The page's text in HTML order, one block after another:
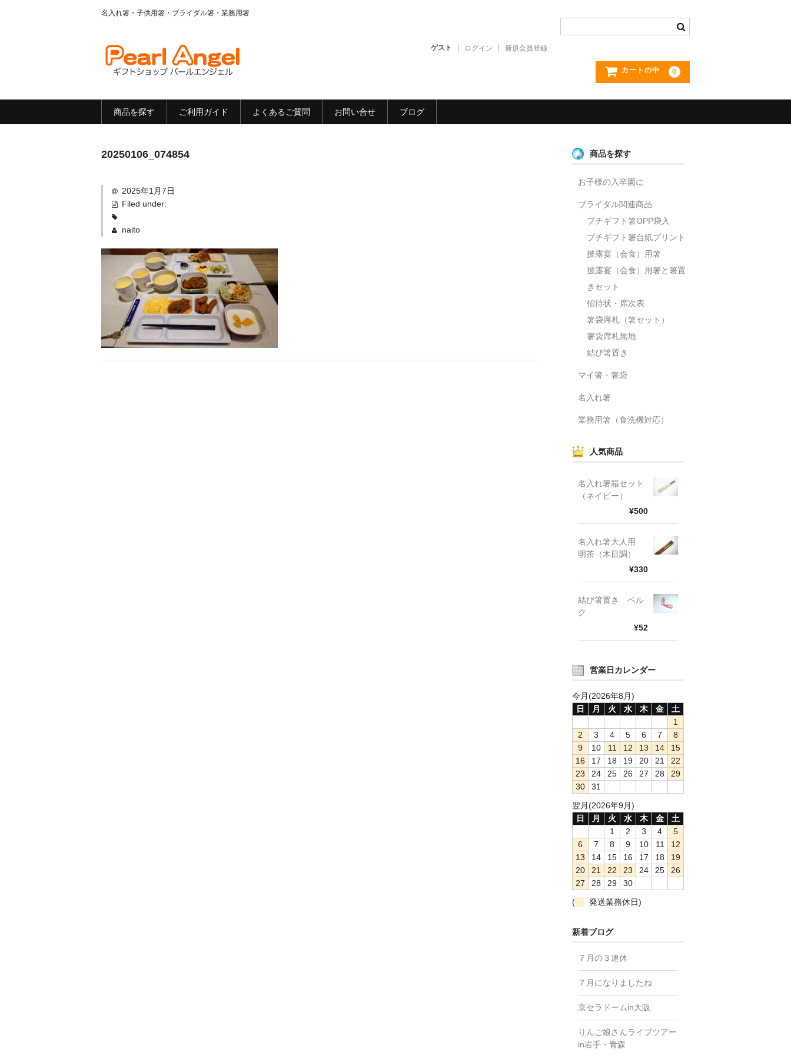
名入れ箸・子供用箸・ブライダル箸・業務用箸
ゲスト ログイン 新規会員登録
カートの中 0
商品を探す ご利用ガイド よくあるご質問 お問い合せ ブログ
20250106_074854
2025年1月7日
Filed under:
naito
商品を探す
お子様の入卒園に
ブライダル関連商品
プチギフト箸OPP袋入
プチギフト箸台紙プリント
披露宴（会食）用箸
披露宴（会食）用箸と箸置
きセット
招待状・席次表
箸袋席札（箸セット）
箸袋席札無地
結び箸置き
マイ箸・箸袋
名入れ箸
業務用箸（食洗機対応）
人気商品
名入れ箸箱セット
（ネイビー）
¥500
名入れ箸大人用
明茶（木目調）
¥330
結び箸置き ベル
ク
¥52
営業日カレンダー
今月(2026年8月)
日
月 火 水 木 金
土
1
2
3 4 5 6 7
8
9
10 11 12 13 14
15
16
17 18 19 20 21
22
23
24 25 26 27 28
29
30
31
翌月(2026年9月)
日
月 火 水 木 金
土
1
2 3 4
5
6
7 8 9 10 11
12
13
14 15 16 17 18
19
20
21 22 23 24 25
26
27
28 29
30
(
発送業務休日)
新着ブログ
７月の３連休
７月になりましたね
京セラドームin大阪
りんご娘さんライブツアー
in岩手・青森